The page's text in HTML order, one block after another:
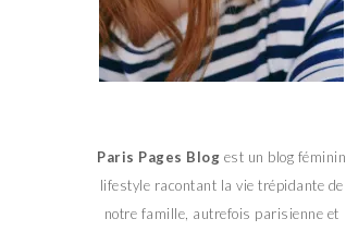
Paris Pages Blog est un blog féminin
lifestyle racontant la vie trépidante de
notre famille, autrefois parisienne et